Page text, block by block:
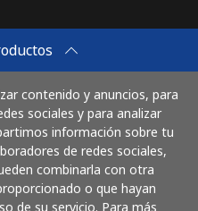
contenido y anuncios, para
sociales y para analizar
información sobre tu
de redes sociales,
combinarla con otra
o que hayan
de su servicio. Para más
con